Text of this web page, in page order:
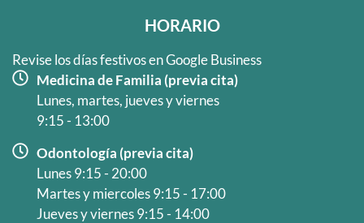
k
-
f
a
m
HORARIO
Revise los días festivos en Google Business
Medicina de Familia (previa cita)
Lunes, martes, jueves y viernes
9:15 - 13:00
Odontología (previa cita)
Lunes 9:15 - 20:00
Martes y miercoles 9:15 - 17:00
Jueves y viernes 9:15 - 14:00